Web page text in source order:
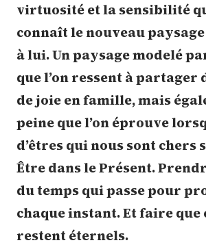
virtuosité et la sensibilité
connaît le nouveau
à lui. Un paysage modelé
que l’on ressent à partager
de joie en famille, mais
peine que l’on éprouve
d’êtres qui nous sont chers
Être dans le Présent.
du temps qui passe pour
chaque instant. Et faire que
restent éternels.